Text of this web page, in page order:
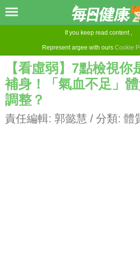
If you keep read content ,
Represent argee with ours Cookie
【看虛弱】7點檢視你
補身！「氣血不足」
調整？
責任編輯: 郭懿慧 / 分類: 體